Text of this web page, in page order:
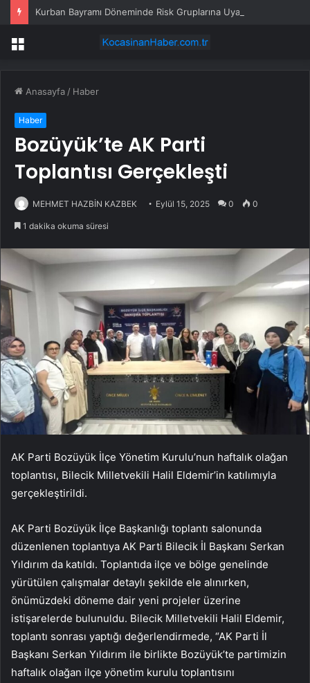
Kurban Bayramı Döneminde Risk Gruplarına Uyarılar
Menü
Anasayfa / Haber
Haber
Bozüyük’te AK Parti
Toplantısı Gerçekleşti
MEHMET HAZBİN KAZBEK Eylül 15, 2025 0 0
1 dakika okuma süresi
AK Parti Bozüyük İlçe Yönetim Kurulu’nun haftalık olağan
toplantısı, Bilecik Milletvekili Halil Eldemir’in katılımıyla
gerçekleştirildi.
AK Parti Bozüyük İlçe Başkanlığı toplantı salonunda
düzenlenen toplantıya AK Parti Bilecik İl Başkanı Serkan
Yıldırım da katıldı. Toplantıda ilçe ve bölge genelinde
yürütülen çalışmalar detaylı şekilde ele alınırken,
önümüzdeki döneme dair yeni projeler üzerine
istişarelerde bulunuldu. Bilecik Milletvekili Halil Eldemir,
toplantı sonrası yaptığı değerlendirmede, “AK Parti İl
Başkanı Serkan Yıldırım ile birlikte Bozüyük’te partimizin
haftalık olağan ilçe yönetim kurulu toplantısını